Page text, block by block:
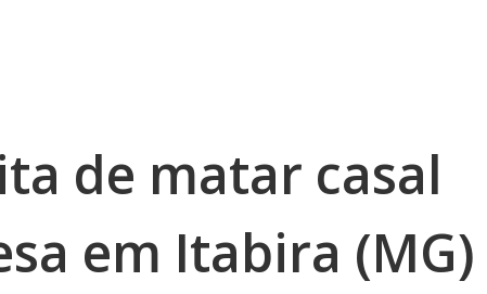
de matar casal
em Itabira (MG)